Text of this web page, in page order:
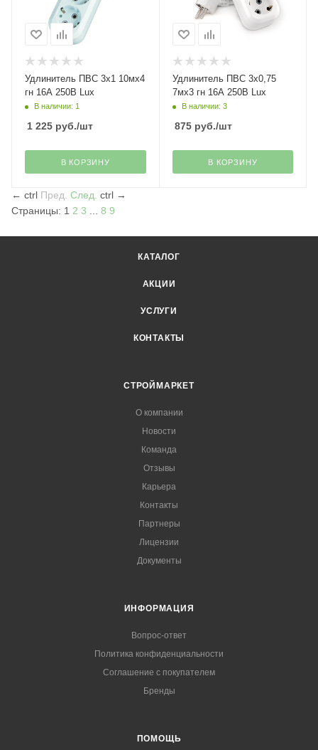
Удлинитель ПВС 3х1 10мх4
гн 16А 250В Lux
В наличии: 1
1 225 руб./шт
В КОРЗИНУ
Удлинитель ПВС 3х0,75
7мх3 гн 16А 250В Lux
В наличии: 3
875руб./шт
В КОРЗИНУ
← ctrl Пред. След. ctrl →
Страницы: 1 2 3 8 9
КАТАЛОГ
АКЦИИ
УСЛУГИ
КОНТАКТЫ
СТРОЙМАРКЕТ
О компании
Новости
Команда
Отзывы
Карьера
Контакты
Партнеры
Лицензии
Документы
ИНФОРМАЦИЯ
Вопрос-ответ
Политика конфиденциальности
Соглашение с покупателем
Бренды
ПОМОЩЬ